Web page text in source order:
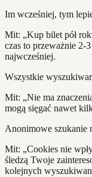
Im wcześniej, tym
Mit: „Kup bilet pół
czas to przeważnie 2-
najwcześniej.
Wszystkie
Mit: „Nie ma
mogą sięgać nawet
Anonimowe szukanie
Mit: „Cookies nie
śledzą Twoje
kolejnych